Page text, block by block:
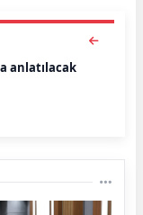
anlatılacak